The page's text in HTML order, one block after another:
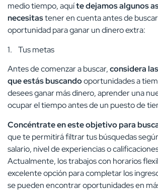
medio tiempo, aquíte dejamos algunos
necesitastener en cuenta antes de
oportunidad para ganar un dinero extra:
1. Tus metas
Antes de comenzar a buscar,considera
que estás buscandooportunidades a
desees ganar más dinero, aprender una
ocupar el tiempo antes de un puesto de
Concéntrate en este objetivo para
que te permitirá filtrar tus búsquedas
salario, nivel de experiencias o
Actualmente, los trabajos con horarios
excelente opción para completar los
se pueden encontrar oportunidades en